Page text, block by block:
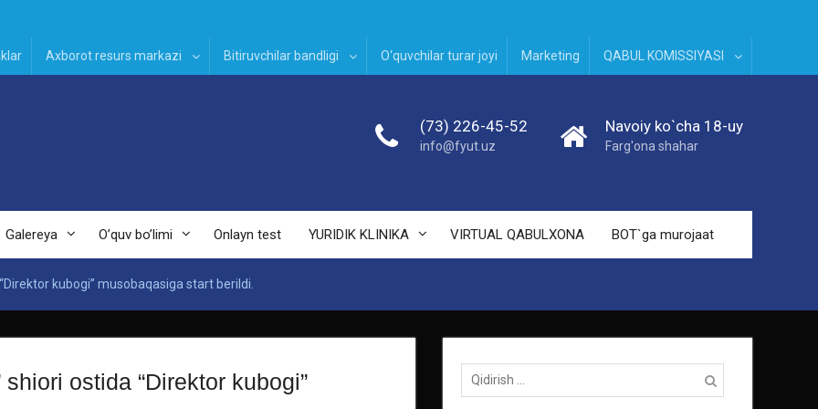
Axborot resurs markazi Bitiruvchilar bandligi O‘quvchilar turar joyi Marketing QABUL KOMISSIYASI
(73) 226-45-52
info@fyut.uz
Navoiy ko`cha 18-uy
Farg'ona shahar
Galereya O’quv bo’limi Onlayn test YURIDIK KLINIKA VIRTUAL QABULXONA BOT`ga murojaat
kubogi” musobaqasiga start berildi.
ostida “Direktor kubogi”
Qidirish: